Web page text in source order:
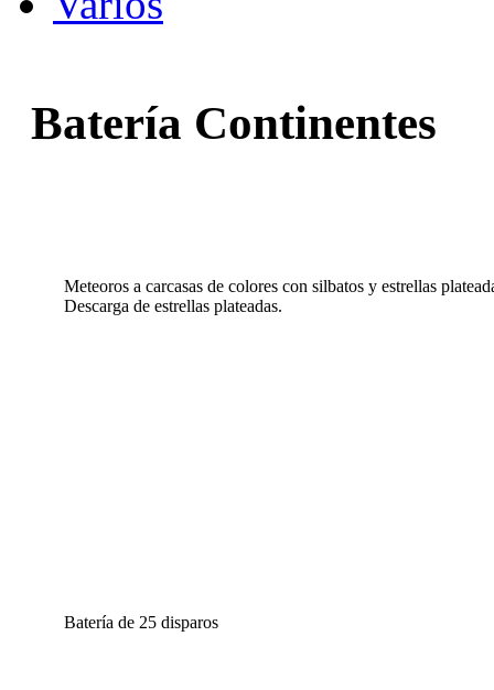
Batería Continentes
Meteoros a carcasas de colores con silbatos y estrellas
Descarga de estrellas plateadas.
Batería de 25 disparos